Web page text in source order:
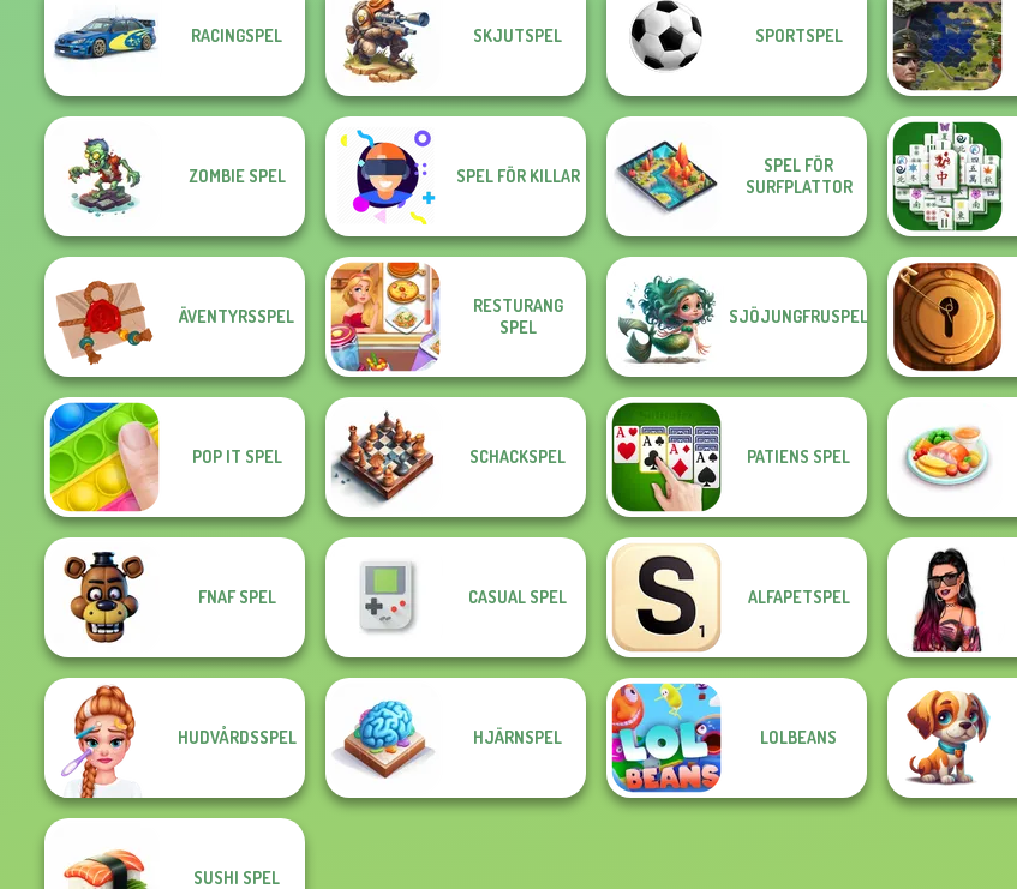
RACINGSPEL SKJUTSPEL SPORTSPEL
ZOMBIE SPEL SPEL FÖR KILLAR
SPEL FÖR
SURFPLATTOR
ÄVENTYRSSPEL
RESTURANG
SPEL
SJÖJUNGFRUSPEL
POP IT SPEL SCHACKSPEL PATIENS SPEL
FNAF SPEL CASUAL SPEL ALFAPETSPEL
HUDVÅRDSSPEL HJÄRNSPEL LOLBEANS
SUSHI SPEL